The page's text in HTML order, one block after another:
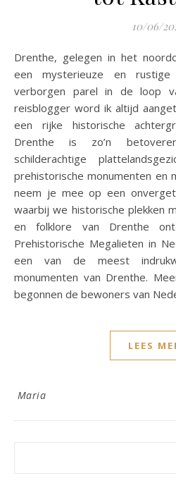
10/06/
Drenthe, gelegen in het noordoosten van Nederland, is
een mysterieuze en
verborgen parel in de loop
reisblogger word ik altijd
een rijke historische
Drenthe is zo’n
schilderachtige
prehistorische monumenten en
neem je mee op een
waarbij we historische plekken
en folklore van Drenthe
Prehistorische Megalieten in
een van de meest
monumenten van Drenthe.
begonnen de bewoners van
LEES
Maria